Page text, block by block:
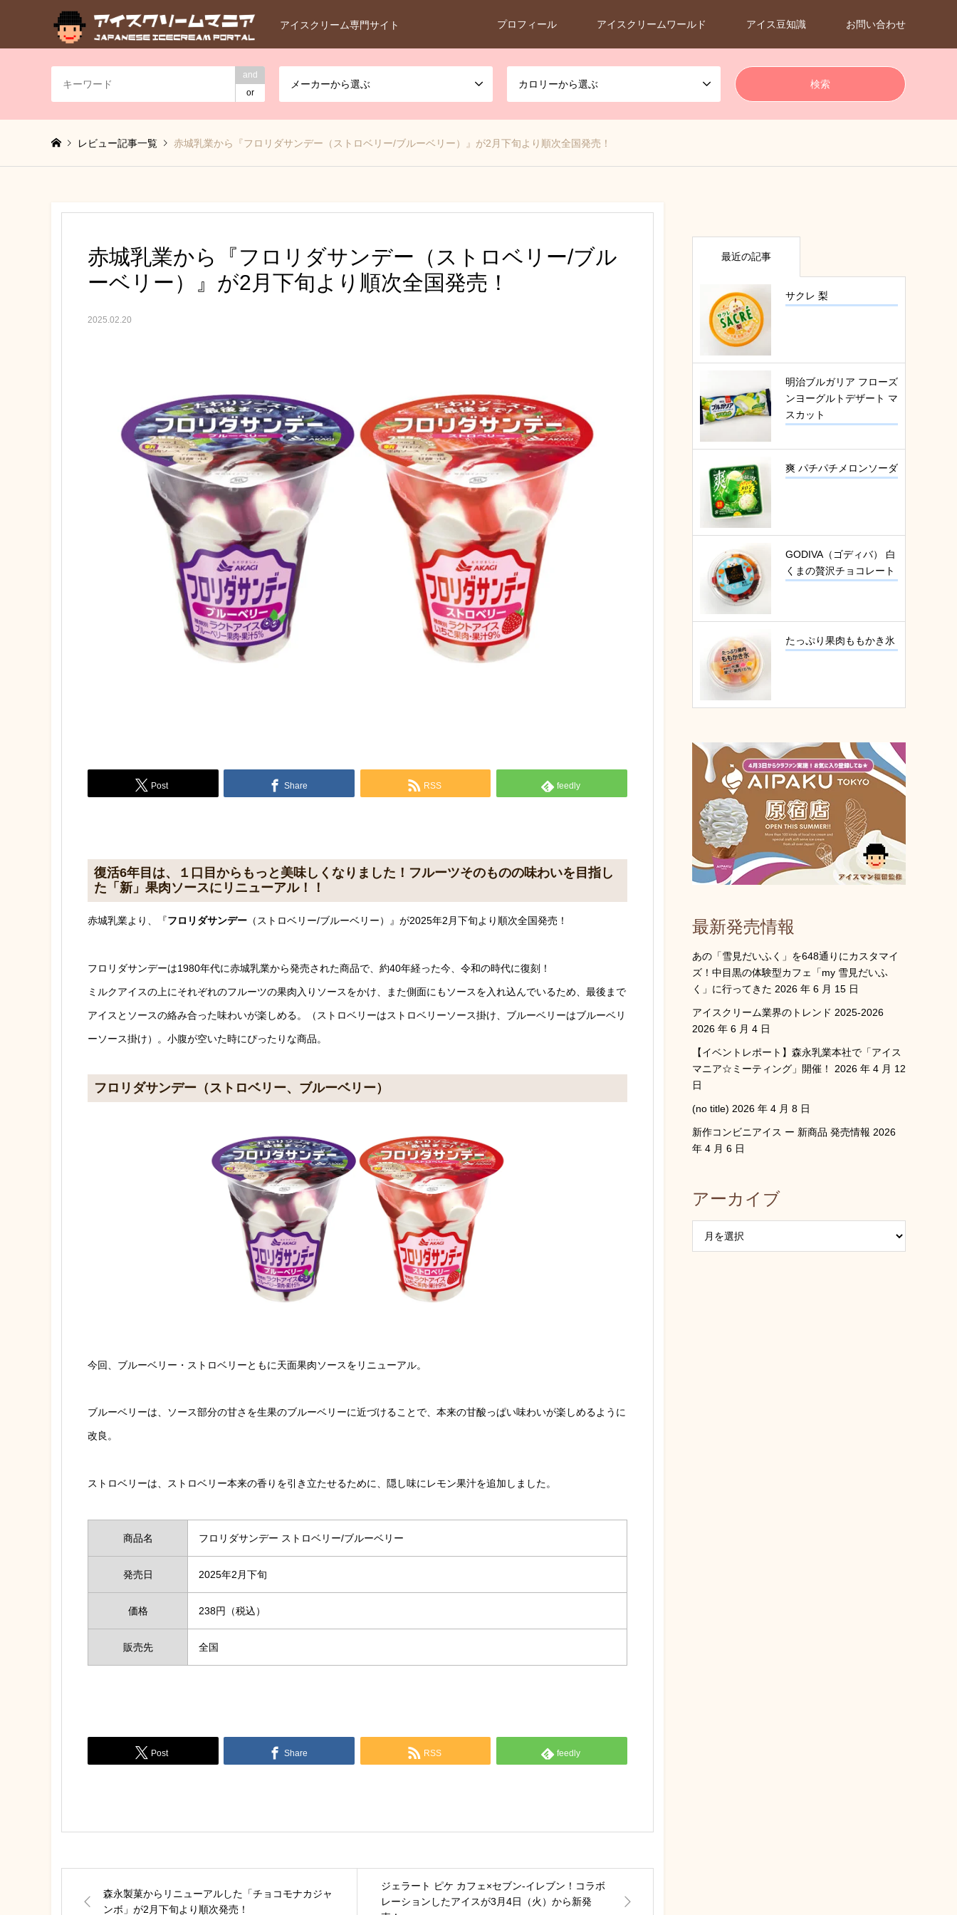
アイスクリーム専門サイト プロフィール アイスクリームワールド アイス豆知識 お問い合わせ
and
or
メーカーから選ぶ カロリーから選ぶ
レビュー記事一覧 赤城乳業から『フロリダサンデー（ストロベリー/ブルーベリー）』が2月下旬より順次全国発売！
赤城乳業から『フロリダサンデー（ストロベリー/ブル
ーベリー）』が2月下旬より順次全国発売！
2025.02.20
Post Share RSS feedly
復活6年目は、１口目からもっと美味しくなりました！フルーツそのものの味わいを目指し
た「新」果肉ソースにリニューアル！！
赤城乳業より、『フロリダサンデー （ストロベリー/ブルーベリー）』が2025年2月下旬より順次全国発売！
フロリダサンデーは1980年代に赤城乳業から発売された商品で、約40年経った今、令和の時代に復刻！
ミルクアイスの上にそれぞれのフルーツの果肉入りソースをかけ、また側面にもソースを入れ込んでいるため、最後まで
アイスとソースの絡み合った味わいが楽しめる。（ストロベリーはストロベリーソース掛け、ブルーベリーはブルーベリ
ーソース掛け）。小腹が空いた時にぴったりな商品。
フロリダサンデー（ストロベリー、ブルーベリー）
今回、ブルーベリー・ストロベリーともに天面果肉ソースをリニューアル。
ブルーベリーは、ソース部分の甘さを生果のブルーベリーに近づけることで、本来の甘酸っぱい味わいが楽しめるように
改良。
ストロベリーは、ストロベリー本来の香りを引き立たせるために、隠し味にレモン果汁を追加しました。
商品名 フロリダサンデー ストロベリー/ブルーベリー
発売日 2025年2月下旬
価格 238円（税込）
販売先 全国
Post Share RSS feedly
森永製菓からリニューアルした「チョコモナカジャ
ンボ」が2月下旬より順次発売！
ジェラート ピケ カフェ×セブン-イレブン！コラボ
レーションしたアイスが3月4日（火）から新発
最近の記事
サクレ 梨
明治ブルガリア フローズ
ンヨーグルトデザート マ
スカット
爽 パチパチメロンソーダ
GODIVA（ゴディバ） 白
くまの贅沢チョコレート
たっぷり果肉ももかき氷
最新発売情報
あの「雪見だいふく」を648通りにカスタマイ
ズ！中目黒の体験型カフェ「my 雪見だいふ
く」に行ってきた 2026 年 6 月 15 日
アイスクリーム業界のトレンド 2025-2026
2026 年 6 月 4 日
【イベントレポート】森永乳業本社で「アイス
マニア☆ミーティング」開催！
2026 年 4 月 12
日
(no title) 2026 年 4 月 8 日
新作コンビニアイス ー 新商品 発売情報 2026
年 4 月 6 日
アーカイブ